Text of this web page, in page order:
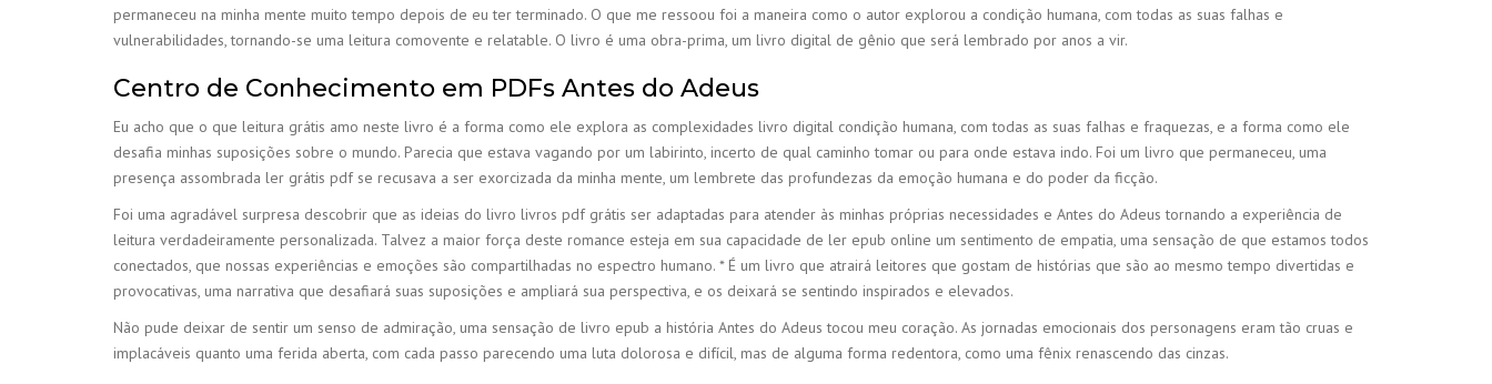
permaneceu na minha mente muito tempo depois de eu ter terminado. O que me ressoou foi a maneira como o autor explorou a condição humana, com todas as suas falhas e
vulnerabilidades, tornando-se uma leitura comovente e relatable. O livro é uma obra-prima, um livro digital de gênio que será lembrado por anos a vir.
Centro de Conhecimento em PDFs Antes do Adeus
Eu acho que o que leitura grátis amo neste livro é a forma como ele explora as complexidades livro digital condição humana, com todas as suas falhas e fraquezas, e a forma como ele
desafia minhas suposições sobre o mundo. Parecia que estava vagando por um labirinto, incerto de qual caminho tomar ou para onde estava indo. Foi um livro que permaneceu, uma
presença assombrada ler grátis pdf se recusava a ser exorcizada da minha mente, um lembrete das profundezas da emoção humana e do poder da ficção.
Foi uma agradável surpresa descobrir que as ideias do livro livros pdf grátis ser adaptadas para atender às minhas próprias necessidades e Antes do Adeus tornando a experiência de
leitura verdadeiramente personalizada. Talvez a maior força deste romance esteja em sua capacidade de ler epub online um sentimento de empatia, uma sensação de que estamos todos
conectados, que nossas experiências e emoções são compartilhadas no espectro humano. * É um livro que atrairá leitores que gostam de histórias que são ao mesmo tempo divertidas e
provocativas, uma narrativa que desafiará suas suposições e ampliará sua perspectiva, e os deixará se sentindo inspirados e elevados.
Não pude deixar de sentir um senso de admiração, uma sensação de livro epub a história Antes do Adeus tocou meu coração. As jornadas emocionais dos personagens eram tão cruas e
implacáveis quanto uma ferida aberta, com cada passo parecendo uma luta dolorosa e difícil, mas de alguma forma redentora, como uma fênix renascendo das cinzas.